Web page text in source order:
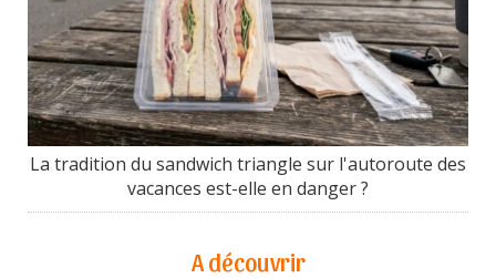
La tradition du sandwich triangle sur l'autoroute des
vacances est-elle en danger ?
A découvrir